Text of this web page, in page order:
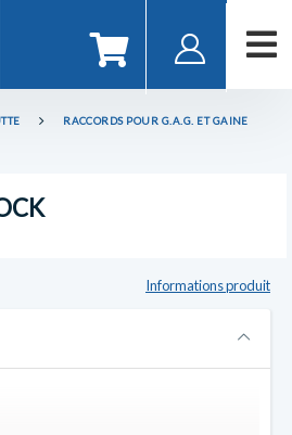
RACCORDS POUR G.A.G. ET GAINE
Informations produit